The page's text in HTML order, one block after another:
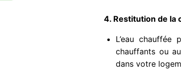
4. Restitution de la
L’eau chauffée
chauffants ou
dans votre